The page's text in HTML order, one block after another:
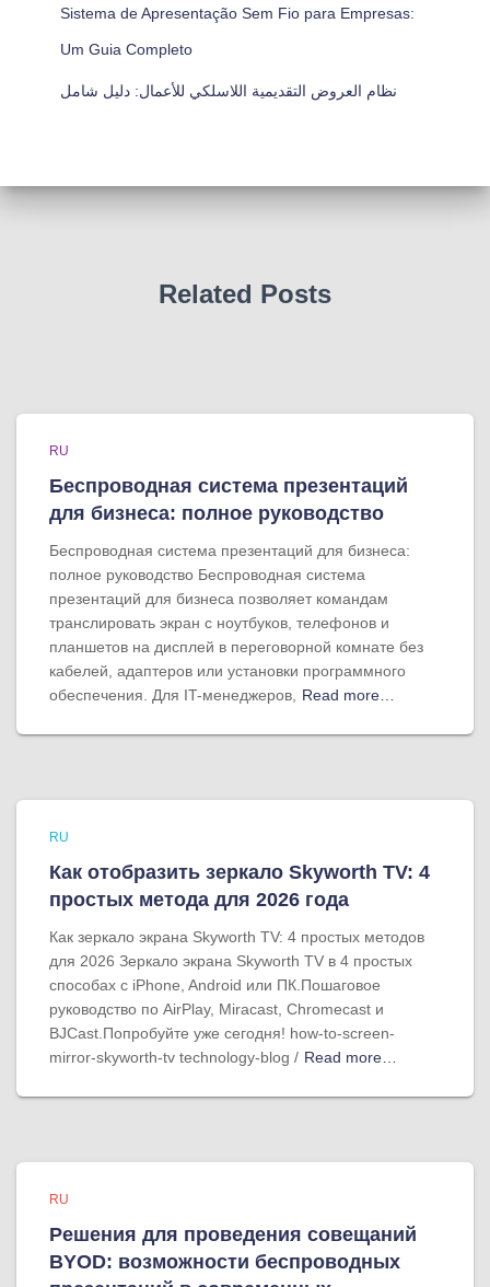
Sistema de Apresentação Sem Fio para Empresas:
Um Guia Completo
نظام العروض التقديمية اللاسلكي للأعمال: دليل شامل
Related Posts
RU
Беспроводная система презентаций
для бизнеса: полное руководство
Беспроводная система презентаций для бизнеса:
полное руководство Беспроводная система
презентаций для бизнеса позволяет командам
транслировать экран с ноутбуков, телефонов и
планшетов на дисплей в переговорной комнате без
кабелей, адаптеров или установки программного
обеспечения. Для IT-менеджеров,
Read more…
RU
Как отобразить зеркало Skyworth TV: 4
простых метода для 2026 года
Как зеркало экрана Skyworth TV: 4 простых методов
для 2026 Зеркало экрана Skyworth TV в 4 простых
способах с iPhone, Android или ПК.Пошаговое
руководство по AirPlay, Miracast, Chromecast и
BJCast.Попробуйте уже сегодня! how-to-screen-
mirror-skyworth-tv technology-blog / Read more…
RU
Решения для проведения совещаний
BYOD: возможности беспроводных